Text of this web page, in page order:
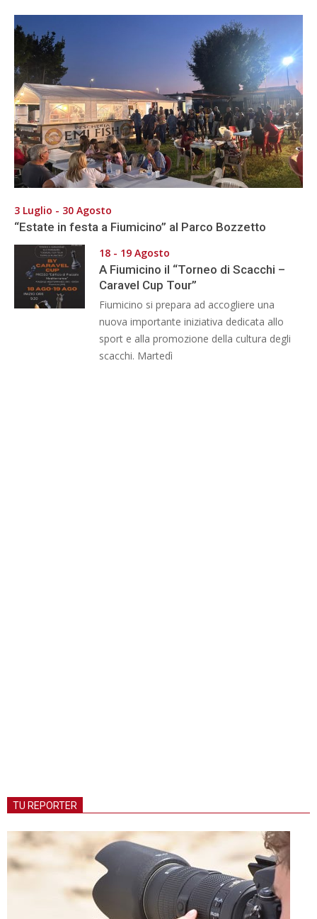
3 Luglio - 30 Agosto
“Estate in festa a Fiumicino” al Parco Bozzetto
18 - 19 Agosto
A Fiumicino il “Torneo di Scacchi –
Caravel Cup Tour”
Fiumicino si prepara ad accogliere una
nuova importante iniziativa dedicata allo
sport e alla promozione della cultura degli
scacchi. Martedì
TU REPORTER